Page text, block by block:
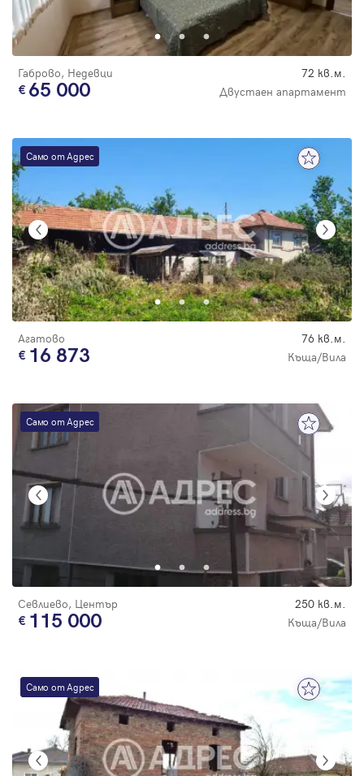
Габрово, Недевци 72 кв.м.
65 000 Двустаен апартамент
Само от Адрес
Агатово 76 кв.м.
16 873 Къща/Вила
Само от Адрес
Севлиево, Център 250 кв.м.
115 000 Къща/Вила
Само от Адрес
Парола
Регистрация